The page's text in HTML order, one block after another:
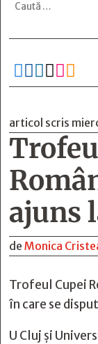
     
articol scris
ajuns
de Monica
Trofeul Cupei
în care se
U Cluj și